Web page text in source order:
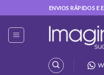
to
content
ENVIOS RÁPIDOS E